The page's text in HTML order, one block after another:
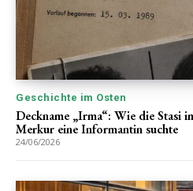
Geschichte im Osten
Deckname „Irma“: Wie die Stasi
Merkur eine Informantin suchte
24/06/2026